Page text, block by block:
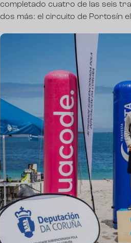
completado cuatro de las seis
dos más: el circuito de Portosín